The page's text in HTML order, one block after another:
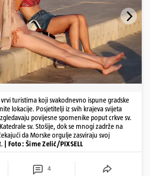
turistima koji svakodnevno ispune gradske
lokacije. Posjetitelji iz svih krajeva svijeta
povijesne spomenike poput crkve sv.
sv. Stošije, dok se mnogi zadrže na
da Morske orgulje zasviraju svoj
| Foto: Šime Zelić/PIXSELL
4